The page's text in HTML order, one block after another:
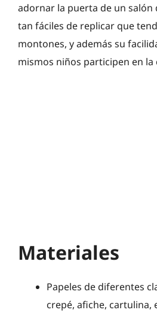
adornar la puerta de un salón
tan fáciles de replicar que
montones, y además su
mismos niños participen en la
Materiales
Papeles de diferentes
crepé, afiche, cartulina,